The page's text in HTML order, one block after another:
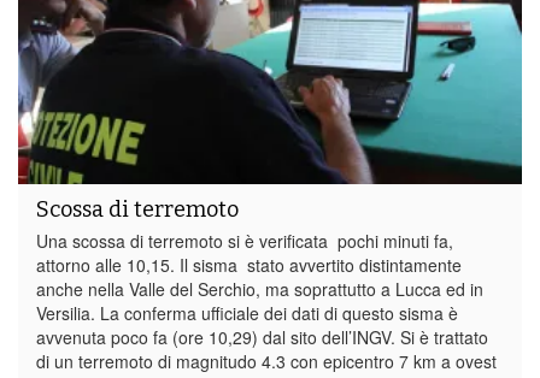
Scossa di terremoto
Una scossa di terremoto si è verificata pochi minuti fa,
attorno alle 10,15. Il sisma stato avvertito distintamente
anche nella Valle del Serchio, ma soprattutto a Lucca ed in
Versilia. La conferma ufficiale dei dati di questo sisma è
avvenuta poco fa (ore 10,29) dal sito dell’INGV. Si è trattato
di un terremoto di magnitudo 4.3 con epicentro 7 km a ovest